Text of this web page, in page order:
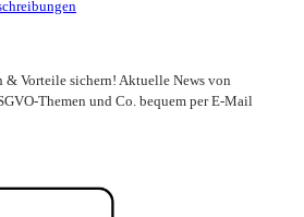
& Vorteile sichern! Aktuelle News von
Themen und Co. bequem per E-Mail